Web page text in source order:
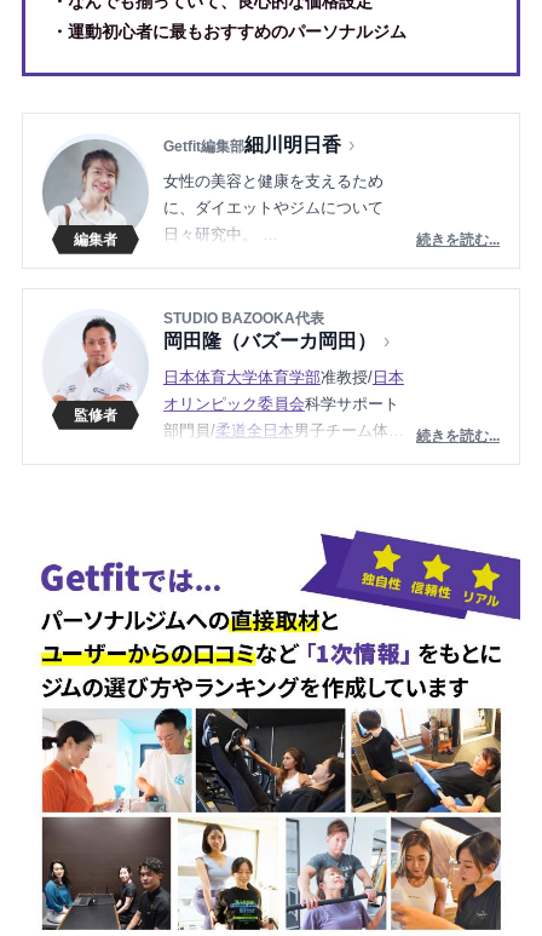
・運動初心者に最もおすすめのパーソナルジム
Getfit編集部細川明日香
女性の美容と健康を支えるため
に、ダイエットやジムについて
日々研究中。
ビューをしています！
ダイエットインストラクターの資
格取得に向けて勉強中。
続きを読む...
STUDIO BAZOOKA代表
岡田隆（バズーカ岡田）
日本体育大学体育学部准教授/日本
オリンピック委員会科学サポート
部門員/柔道全日本男子チーム体力
STUDIO BAZOO
トップアスリートから一般の方ま
で身体作りの指導をしつつ、自身
もボディビルの選手であり日本選
手権大会には2016年、2017年に連
続出場。
骨格筋評論家「バズーカ岡田」と
して多くの雑誌、テレビ、YouTub
eなど多くのメディアで活躍中。
続きを読む...